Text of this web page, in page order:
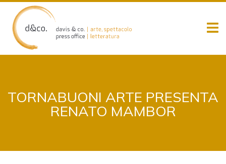
content
TORNABUONI ARTE PRESENTA
RENATO MAMBOR